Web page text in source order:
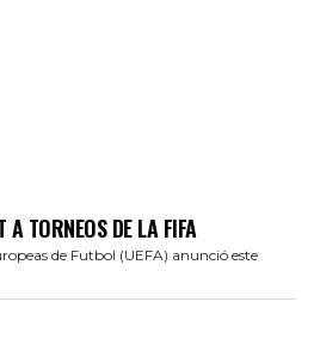
A TORNEOS DE LA FIFA
de Futbol (UEFA) anunció este